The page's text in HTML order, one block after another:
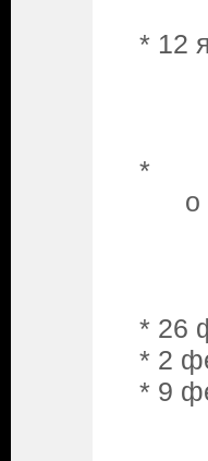
* 12
*
o
* 26
* 2
* 9